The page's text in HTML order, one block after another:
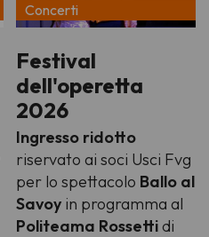
Festival
dell'operetta
2026
Ingresso ridotto
riservato ai soci Usci Fvg
per lo spettacolo Ballo al
Savoy in programma al
Politeama Rossettidi
Concerti